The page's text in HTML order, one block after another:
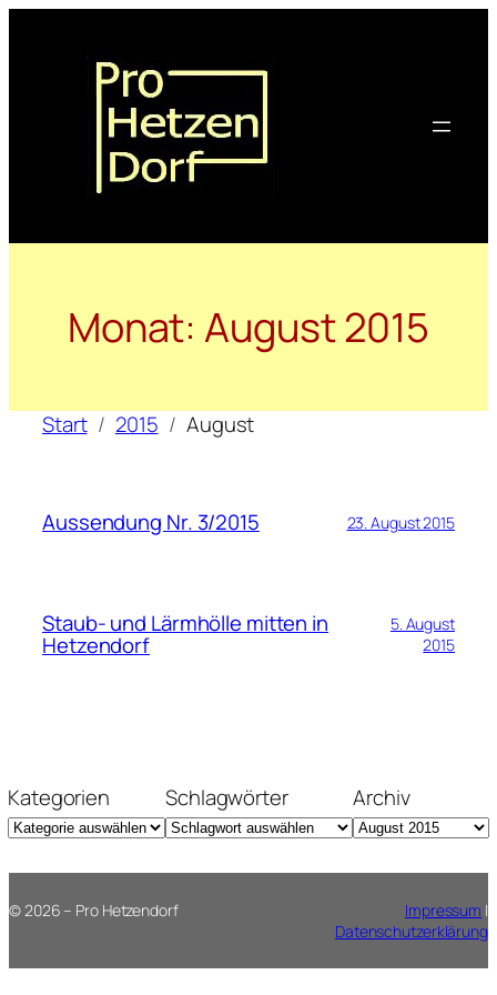
Monat:August 2015
Start 2015 August
Aussendung Nr. 3/2015 23. August 2015
Staub- und Lärmhölle mitten in
Hetzendorf
5. August
2015
Kategorien Schlagwörter Archiv
© 2026 – Pro Hetzendorf Impressum |
Datenschutzerklärung